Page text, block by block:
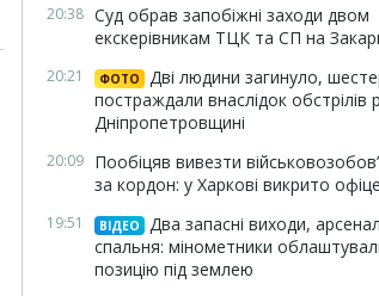
20:38 Суд обрав запобіжні заходи двом
екскерівникам ТЦК та СП на
20:21 ФОТО
Дві людини загинуло,
постраждали внаслідок обстрілів
Дніпропетровщині
20:09 Пообіцяв вивезти
за кордон: у Харкові викрито
19:51 ВІДЕО
Два запасні виходи,
спальня: мінометники
позицію під землею